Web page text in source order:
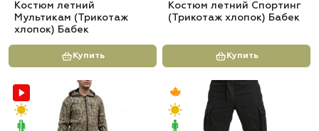
Костюм летний
Мультикам (Трикотаж
хлопок) Бабек
Купить
Костюм летний Спортинг
(Трикотаж хлопок) Бабек
Купить